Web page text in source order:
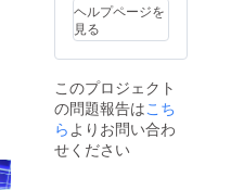
ヘルプページを
見る
このプロジェクト
の問題報告はこち
らよりお問い合わ
せください